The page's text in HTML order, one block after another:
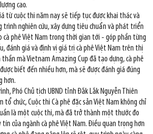
cao.
từ cuộc thi năm nay sẽ tiếp tục được khai thác và
trình nghiên cứu, xây dựng tiêu chuẩn và phát triển
cà phê Việt Nam trong thời gian tới - góp phần từng
đánh giá và định vị giá trị cà phê Việt Nam trên thị
mà Vietnam Amazing Cup đã tạo dựng, cà phê
biết đến nhiều hơn, mà sẽ được đánh giá đúng
hơn.
Phó Chủ tịch UBND tỉnh Đắk Lắk Nguyễn Thiên
tổ chức, Cuộc thi Cà phê đặc sản Việt Nam không chỉ
là một cuộc thi, mà đã trở thành một thước đo
của ngành cà phê Việt Nam. Điều quan trọng hơn